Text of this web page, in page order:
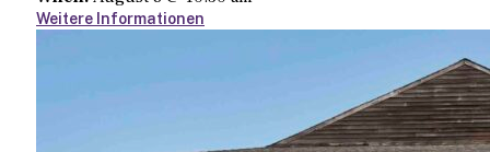
Weitere Informationen